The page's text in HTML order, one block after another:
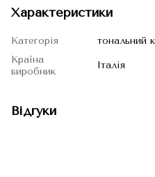
Характеристики
Категорія
тональний
Країна
виробник
Італія
Відгуки